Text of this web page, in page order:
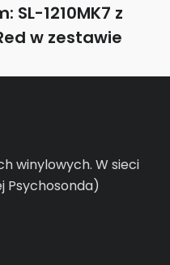
SL-1210MK7 z
w zestawie
winylowych. W sieci
Psychosonda)